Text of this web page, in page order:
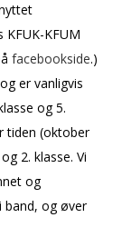
KFUM
facebookside.)
er vanligvis
og 5.
tiden (oktober
2. klasse. Vi
og
band, og øver